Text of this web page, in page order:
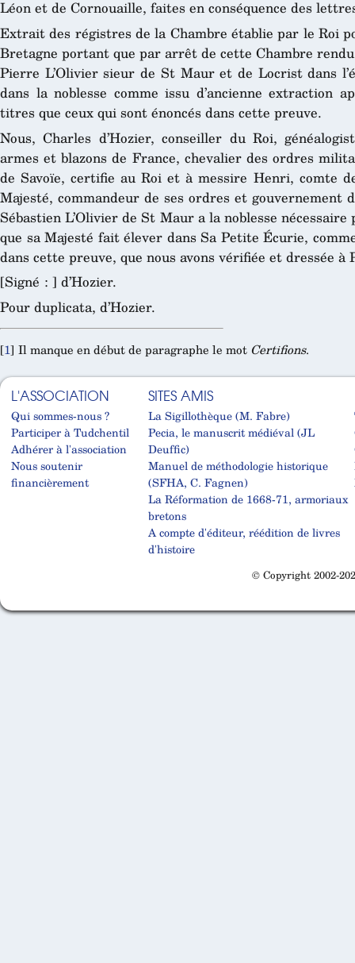
Léon et de Cornouaille, faites en conséquence des
Extrait des régistres de la Chambre établie par le Roi
Bretagne portant que par arrêt de cette Chambre
Pierre L’Olivier sieur de St Maur et de Locrist dans
dans la noblesse comme issu d’ancienne extraction
titres que ceux qui sont énoncés dans cette preuve.
Nous, Charles d’Hozier, conseiller du Roi,
armes et blazons de France, chevalier des ordres
de Savoïe, certifie au Roi et à messire Henri, comte
Majesté, commandeur de ses ordres et gouvernement
Sébastien L’Olivier de St Maur a la noblesse
que sa Majesté fait élever dans Sa Petite Écurie,
dans cette preuve, que nous avons vérifiée et dressée à
[Signé : ] d’Hozier.
Pour duplicata, d’Hozier.
[1] Il manque en début de paragraphe le mot Certifions.
L'ASSOCIATION
Qui sommes-nous ?
Participer à Tudchentil
Adhérer à l'association
Nous soutenir
financièrement
SITES AMIS
La Sigillothèque (M. Fabre)
Pecia, le manuscrit médiéval (JL
Deuffic)
Manuel de méthodologie historique
(SFHA, C. Fagnen)
La Réformation de 1668-71, armoriaux
bretons
A compte d'éditeur, réédition de livres
d'histoire
© Copyright 2002-